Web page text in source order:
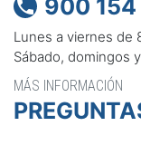
 900 154
Lunes a viernes de
Sábado, domingos
MÁS INFORMACIÓN